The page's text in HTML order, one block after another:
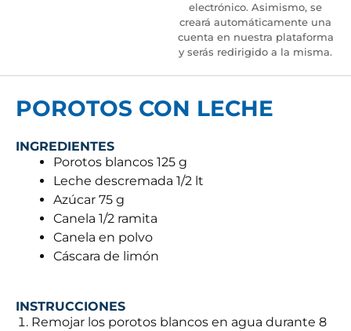
electrónico. Asimismo, se
creará automáticamente una
cuenta en nuestra plataforma
y serás redirigido a la misma.
POROTOS CON LECHE
INGREDIENTES
Porotos blancos 125 g
Leche descremada 1/2 lt
Azúcar 75 g
Canela 1/2 ramita
Canela en polvo
Cáscara de limón
INSTRUCCIONES
Remojar los porotos blancos en agua durante 8